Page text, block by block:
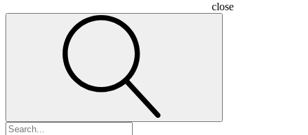
close
Hľadať: